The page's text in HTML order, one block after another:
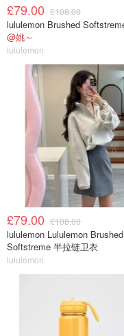
£79.00 £108.00
@姚～
lululemon
£79.00 £108.00
lululemon Lululemon Brushed
Softstreme 半拉链卫衣
lululemon